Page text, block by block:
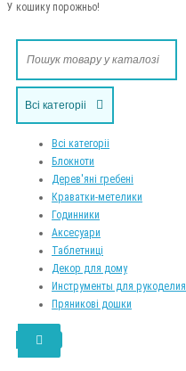
У кошику порожньо!
Всі категоріі
Всі категоріі
Блокноти
Дерев'яні гребені
Краватки-метелики
Годинники
Аксесуари
Таблетниці
Декор для дому
Инструменты для рукоделия
Пряникові дошки